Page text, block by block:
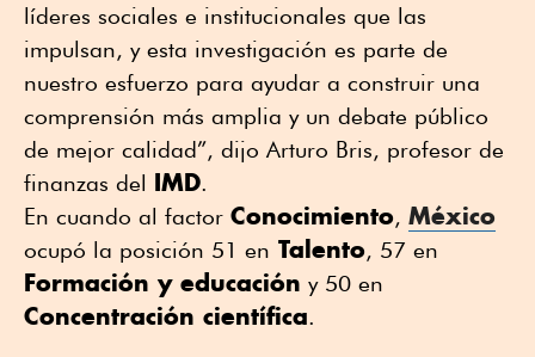
líderes sociales e institucionales que las
impulsan, y esta investigación es parte de
nuestro esfuerzo para ayudar a construir una
comprensión más amplia y un debate público
de mejor calidad”, dijo Arturo Bris, profesor de
finanzas del IMD.
En cuando al factor Conocimiento, México
ocupó la posición 51 en Talento, 57 en
Formación y educación y 50 en
Concentración científica.